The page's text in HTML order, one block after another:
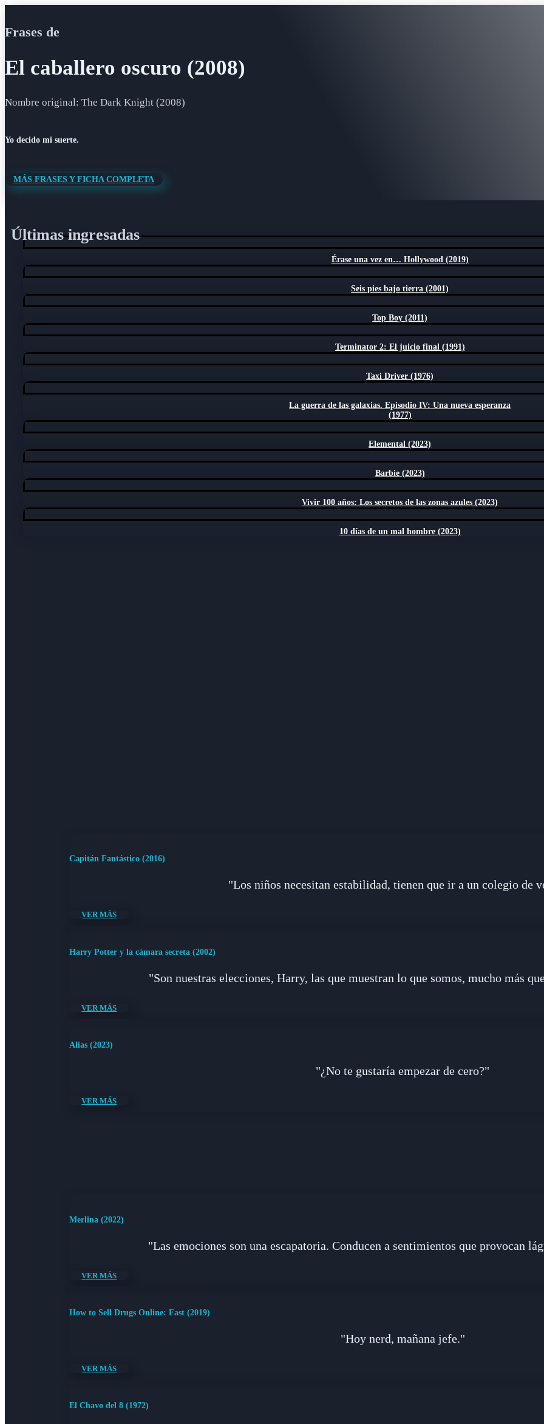
Frases de
El caballero oscuro (2008)
Nombre original: The Dark Knight (2008)
Yo decido mi suerte.
MÁS FRASES Y FICHA COMPLETA
Últimas ingresadas
Érase una vez en… Hollywood (2019)
Seis pies bajo tierra (2001)
Top Boy (2011)
Terminator 2: El juicio final (1991)
Taxi Driver (1976)
La guerra de las galaxias. Episodio IV: Una nueva esperanza
(1977)
Elemental (2023)
Barbie (2023)
Vivir 100 años: Los secretos de las zonas azules (2023)
10 días de un mal hombre (2023)
Capitán Fantástico (2016)
"Los niños necesitan estabilidad, tienen que ir a un colegio de
VER MÁS
Harry Potter y la cámara secreta (2002)
"Son nuestras elecciones, Harry, las que muestran lo que somos, mucho más
VER MÁS
Alias (2023)
"¿No te gustaría empezar de cero?"
VER MÁS
Merlina (2022)
"Las emociones son una escapatoria. Conducen a sentimientos que provocan
VER MÁS
How to Sell Drugs Online: Fast (2019)
"Hoy nerd, mañana jefe."
VER MÁS
El Chavo del 8 (1972)